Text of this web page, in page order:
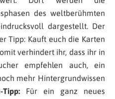
des weltberühmten
dargestellt. Der
Tipp: Kauft euch die Karten
verhindert ihr, dass ihr in
empfehlen auch, ein
mehr Hintergrundwissen
Tipp: Für ein ganz neues